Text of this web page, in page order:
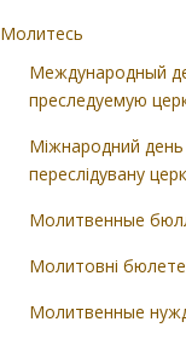
Молитесь
Международный
преследуемую
Міжнародний
переслідувану
Молитвенные
Молитовні
Молитвенные